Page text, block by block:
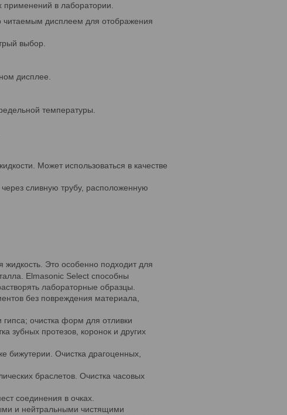
в лаборатории.
читаемым дисплеем для отображения
выбор.
дисплее.
температуры.
Может использоваться в качестве
сливную трубу, расположенную
Это особенно подходит для
Elmasonic Select способны
лабораторные образцы.
без повреждения материала,
очистка форм для отливки
зубных протезов, коронок и других
бижутерии. Очистка драгоценных,
браслетов. Очистка часовых
соединения в очках.
и нейтральными чистящими